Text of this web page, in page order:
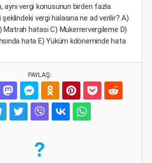
aynı vergi konusunun birden fazla
vergi halasına ne ad verilir? A)
Matrah hatası C) Mukerrervergileme D)
hata E) Yüküm kdöneminde hata
PAYLAŞ: